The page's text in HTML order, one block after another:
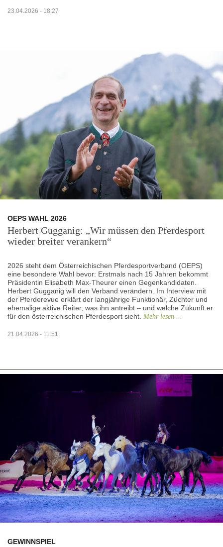
23.04.2026 - 18:27
OEPS WAHL 2026
Herbert Gugganig: „Wir müssen den Pferdesport
wieder breiter verankern“
2026 steht dem Österreichischen Pferdesportverband (OEPS)
eine besondere Wahl bevor: Erstmals nach 15 Jahren bekommt
Präsidentin Elisabeth Max-Theurer einen Gegenkandidaten.
Herbert Gugganig will den Verband verändern. Im Interview mit
der Pferderevue erklärt der langjährige Funktionär, Züchter und
ehemalige aktive Reiter, was ihn antreibt – und welche Zukunft er
für den österreichischen Pferdesport sieht. Mehr lesen ...
21.04.2026 - 11:51
GEWINNSPIEL